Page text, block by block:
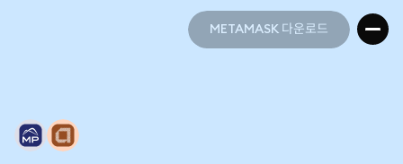
METAMASK 다운로드